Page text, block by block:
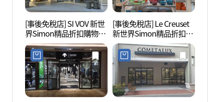
[事後免稅店] SI VOV 新世
界Simon精品折扣購物中
心坡州店(보브 신세계사
이먼프리미엄아울렛 파
주점)
[事後免稅店] Le Creuset
新世界Simon精品折扣購
物中心坡州店(르크루제
신세계사이먼프리미엄아
울렛 파주점)